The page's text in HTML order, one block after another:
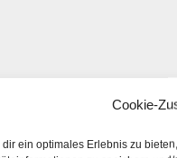
Cookie-
dir ein optimales Erlebnis zu
HV90 Klingenthal e.V.